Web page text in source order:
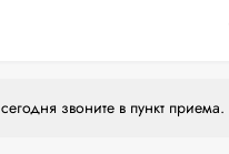
звоните в пункт приема.